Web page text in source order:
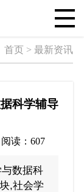
首页 > 最新资讯
科学辅导
读：607
数据科
,社会学